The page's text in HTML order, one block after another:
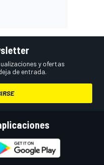
y ofertas
de entrada.